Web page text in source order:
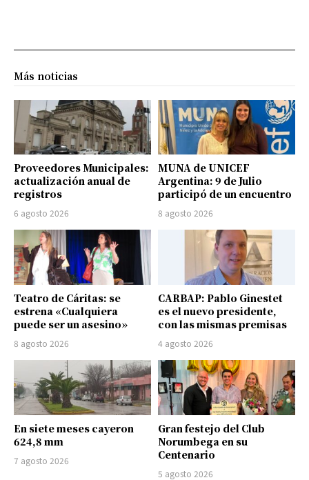
Más noticias
Proveedores Municipales:
actualización anual de
registros
6 agosto 2026
MUNA de UNICEF
Argentina: 9 de Julio
participó de un encuentro
8 agosto 2026
Teatro de Cáritas: se
estrena «Cualquiera
puede ser un asesino»
8 agosto 2026
CARBAP: Pablo Ginestet
es el nuevo presidente,
con las mismas premisas
4 agosto 2026
En siete meses cayeron
624,8 mm
7 agosto 2026
Gran festejo del Club
Norumbega en su
Centenario
5 agosto 2026